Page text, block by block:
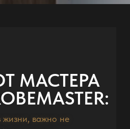
МАСТЕРА
жизни, важно не